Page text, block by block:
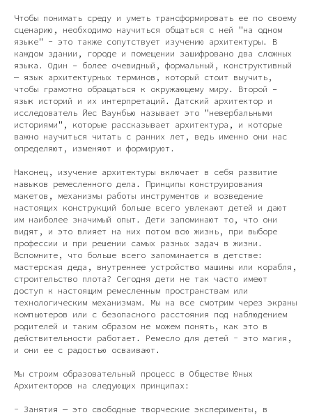
Чтобы понимать среду и уметь трансформировать ее по своему
сценарию, необходимо научиться общаться с ней "на одном
языке" - это также сопутствует изучению архитектуры. В
каждом здании, городе и помещении зашифровано два сложных
языка. Один – более очевидный, формальный, конструктивный
— язык архитектурных терминов, который стоит выучить,
чтобы грамотно обращаться к окружающему миру. Второй –
язык историй и их интерпретаций. Датский архитектор и
исследователь Йес Ваунбью называет это "невербальными
историями", которые рассказывает архитектура, и которые
важно научиться читать с ранних лет, ведь именно они нас
определяют, изменяют и формируют.
Наконец, изучение архитектуры включает в себя развитие
навыков ремесленного дела. Принципы конструирования
макетов, механизмы работы инструментов и возведение
настоящих конструкций больше всего увлекают детей и дают
им наиболее значимый опыт. Дети запоминают то, что они
видят, и это влияет на них потом всю жизнь, при выборе
профессии и при решении самых разных задач в жизни.
Вспомните, что больше всего запоминается в детстве:
мастерская деда, внутреннее устройство машины или корабля,
строительство плота? Сегодня дети не так часто имеют
доступ к настоящим ремесленным пространствам или
технологическим механизмам. Мы на все смотрим через экраны
компьютеров или с безопасного расстояния под наблюдением
родителей и таким образом не можем понять, как это в
действительности работает. Ремесло для детей - это магия,
и они ее с радостью осваивают.
Мы строим образовательный процесс в Обществе Юных
Архитекторов на следующих принципах:
- Занятия — это свободные творческие эксперименты, в